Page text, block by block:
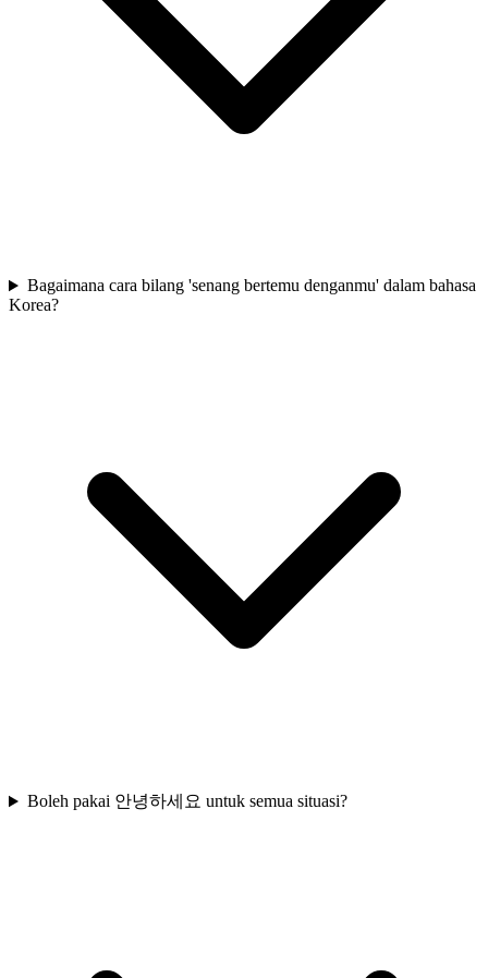
Bagaimana cara bilang 'senang bertemu denganmu' dalam bahasa
Korea?
Boleh pakai 안녕하세요 untuk semua situasi?